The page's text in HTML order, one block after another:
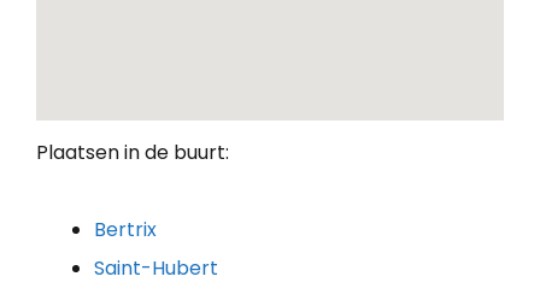
Plaatsen in de buurt:
Bertrix
Saint-Hubert